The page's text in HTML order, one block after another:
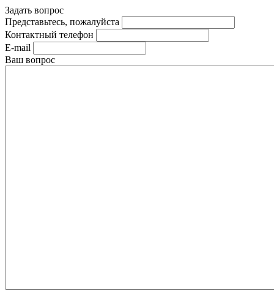
Задать вопрос
Представьтесь, пожалуйста
Контактный телефон
E-mail
Ваш вопрос